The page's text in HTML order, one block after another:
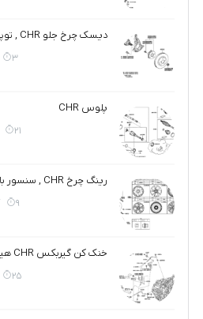
دیسک چرخ جلو CHR , توپی چرخ جلو CHR
3 دی 1403
پلوس CHR
21 آبان 1403
رینگ چرخ CHR , سنسور باد CHR , قالپاق رینگ CHR
9 آبان 1403
خنک کن گیربکس CHR هیبرید
25 مهر 1403